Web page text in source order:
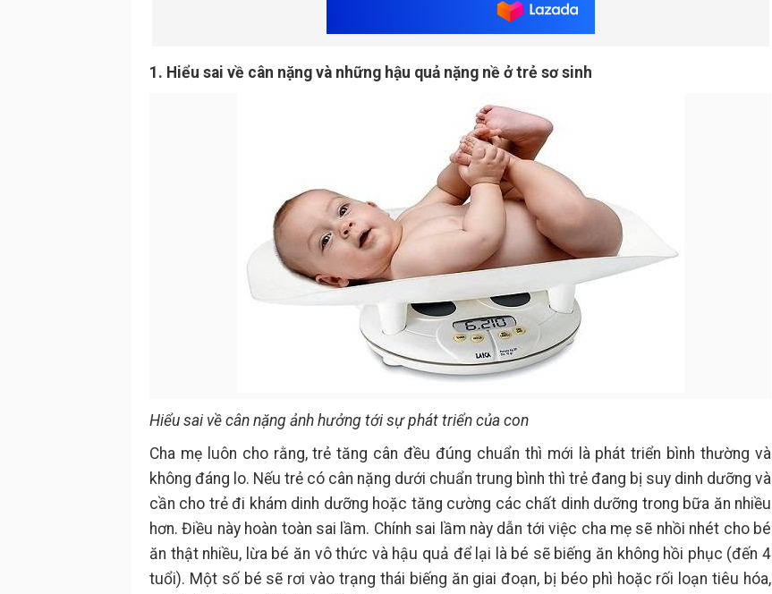
1. Hiểu sai về cân nặng và những hậu quả nặng nề ở trẻ sơ sinh
Hiểu sai về cân nặng ảnh hưởng tới sự phát triển của con
Cha mẹ luôn cho rằng, trẻ tăng cân đều đúng chuẩn thì mới là phát triển bình thường và
không đáng lo. Nếu trẻ có cân nặng dưới chuẩn trung bình thì trẻ đang bị suy dinh dưỡng và
cần cho trẻ đi khám dinh dưỡng hoặc tăng cường các chất dinh dưỡng trong bữa ăn nhiều
hơn. Điều này hoàn toàn sai lầm. Chính sai lầm này dẫn tới việc cha mẹ sẽ nhồi nhét cho bé
ăn thật nhiều, lừa bé ăn vô thức và hậu quả để lại là bé sẽ biếng ăn không hồi phục (đến 4
tuổi). Một số bé sẽ rơi vào trạng thái biếng ăn giai đoạn, bị béo phì hoặc rối loạn tiêu hóa,